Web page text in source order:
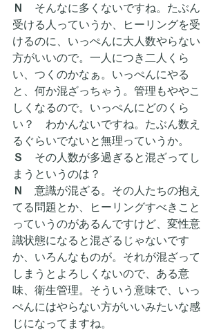
Ｎ
そんなに多くないですね。たぶん
受ける人っていうか、ヒーリングを受
けるのに、いっぺんに大人数やらない
方がいいので。一人につき二人くら
い、つくのかなぁ。いっぺんにやる
と、何か混ざっちゃう。管理もややこ
しくなるので。いっぺんにどのくら
い？　わかんないですね。たぶん数え
るぐらいでないと無理っていうか。
Ｓ その人数が多過ぎると混ざってし
まうというのは？
Ｎ
意識が混ざる。その人たちの抱え
てる問題とか、ヒーリングすべきこと
っていうのがあるんですけど、変性意
識状態になると混ざるじゃないです
か、いろんなものが。それが混ざって
しまうとよろしくないので、ある意
味、衛生管理。そういう意味で、いっ
ぺんにはやらない方がいいみたいな感
じになってますね。